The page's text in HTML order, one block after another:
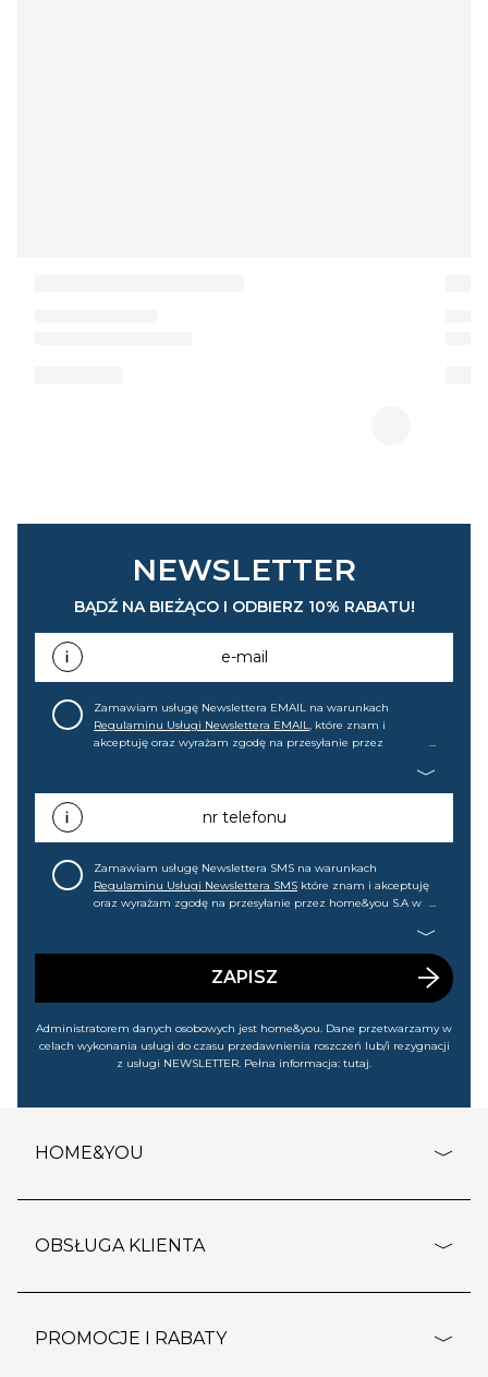
NEWSLETTER
BĄDŹ NA BIEŻĄCO I ODBIERZ 10% RABATU!
e-mail
Zamawiam usługę Newslettera EMAIL na warunkach
Regulaminu Usługi Newslettera EMAIL, które znam i
akceptuję oraz wyrażam zgodę na przesyłanie przez
promocjach, wyprzedażach). Wiem, że mogę tę zgodę w
każdej chwili cofnąć.nr telefonu
Zamawiam usługę Newslettera SMS na warunkach
Regulaminu Usługi Newslettera SMS które znam i akceptuję
oraz wyrażam zgodę na przesyłanie przez home&you S.A w
wyprzedażach). Wiem, że mogę tę zgodę w każdej chwili
ZAPISZ
Administratorem danych osobowych jest home&you. Dane przetwarzamy w
celach wykonania usługi do czasu przedawnienia roszczeń lub/i rezygnacji
z usługi NEWSLETTER. Pełna informacja: tutaj.
HOME&YOU
o firmie
polityka prywatności
OBSŁUGA KLIENTA
dostawy i płatność
PROMOCJE I RABATY